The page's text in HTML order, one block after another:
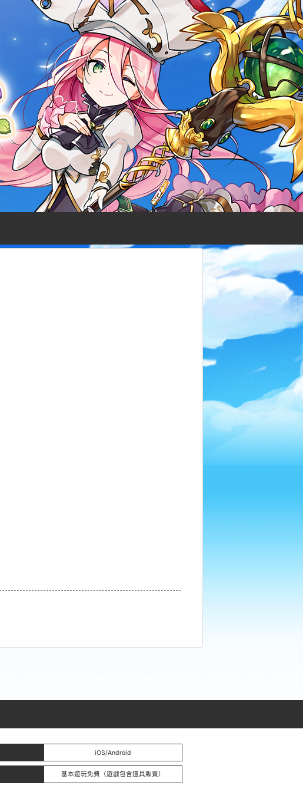
iOS/Android
基本遊玩免費（遊戲包含道具販賣）